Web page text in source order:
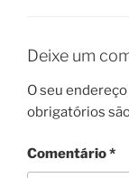
Deixe um
O seu
obrigatórios
Comentário*